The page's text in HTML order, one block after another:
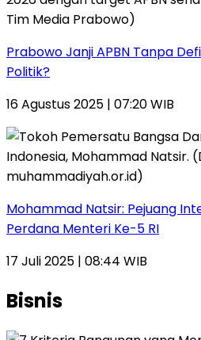
Prabowo Janji APBN Tanpa
Politik?
16 Agustus 2025 | 07:20 WIB
Mohammad Natsir: Pejuang
Perdana Menteri Ke-5 RI
17 Juli 2025 | 08:44 WIB
Bisnis